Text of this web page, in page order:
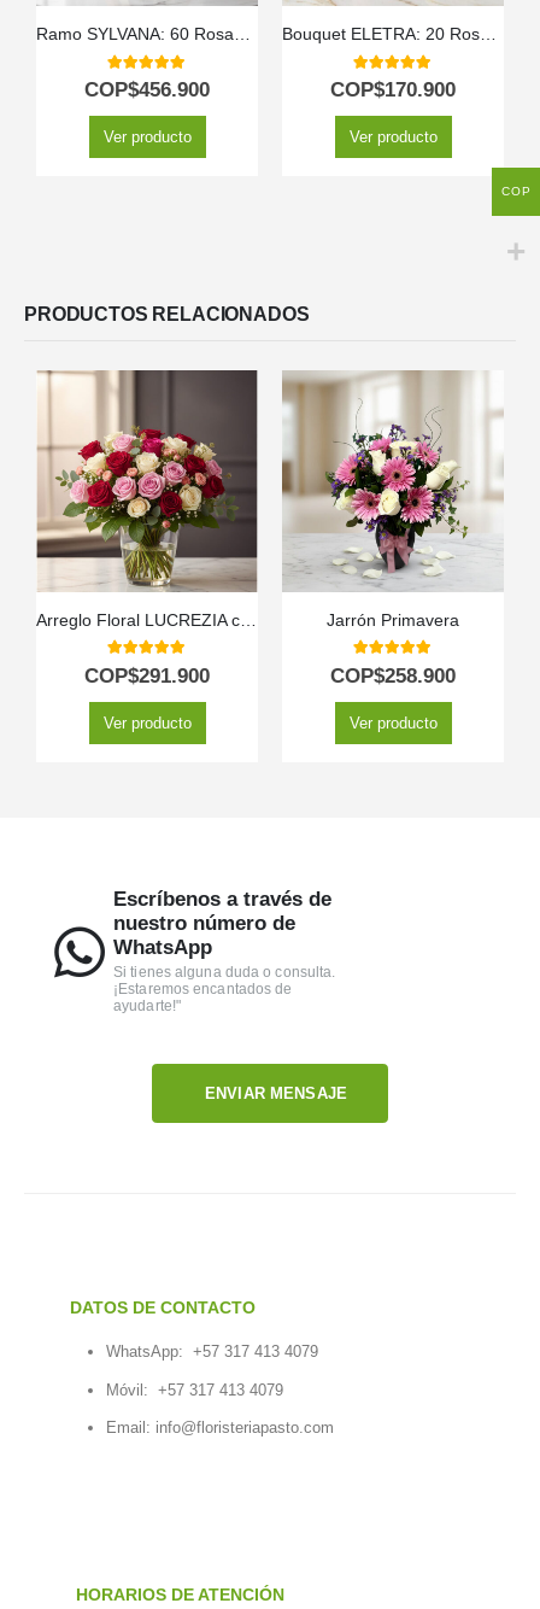
Ramo SYLVANA: 60 Rosas Vibrantes en Tonos de Fuego 🌹
5.00out of 5
COP$456.900
Ver producto
Bouquet ELETRA: 20 Rosas Rojas y Rosadas para Expresar tu Amor 🌹
5.00out of 5
COP$170.900
Ver producto
PRODUCTOS RELACIONADOS
5.00out of 5
COP$291.900
Ver producto
Jarrón Primavera
5.00out of 5
COP$258.900
Ver producto
Escríbenos a través de
nuestro número de
WhatsApp
Si tienes alguna duda o consulta.
¡Estaremos encantados de
ayudarte!"
ENVIAR MENSAJE
DATOS DE CONTACTO
WhatsApp: +57 317 413 4079
Móvil: +57 317 413 4079
Email: info@floristeriapasto.com
HORARIOS DE ATENCIÓN
COP